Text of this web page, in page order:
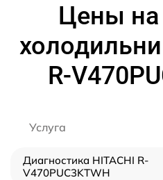
Цены
R-
Услуга
Диагностика HITACHI R-
V470PUC3KTWH